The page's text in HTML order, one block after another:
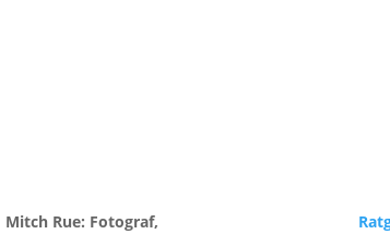
Mitch Rue: Fotograf,